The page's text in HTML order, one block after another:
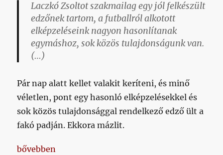
Laczkó Zsoltot szakmailag egy jól felkészült
edzőnek tartom, a futballról alkotott
elképzeléseink nagyon hasonlítanak
egymáshoz, sok közös tulajdonságunk van.
(…)
Pár nap alatt kellet valakit keríteni, és minő
véletlen, pont egy hasonló elképzelésekkel és
sok közös tulajdonsággal rendelkező edző ült a
fakó padján. Ekkora mázlit.
„Big Ma$ter Fóriz$ Bo$$ és a F*cking Honvéd
bővebben